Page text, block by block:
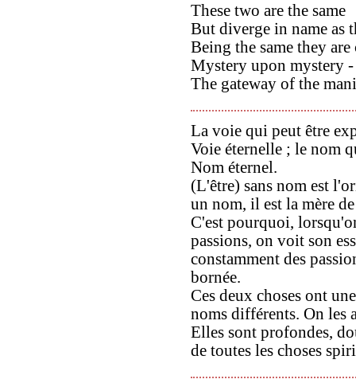
These two are the same
But diverge in name as
Being the same they
Mystery upon mystery -
The gateway of the
La voie qui peut être
Voie éternelle ; le nom
Nom éternel.
(L'être) sans nom est
un nom, il est la mère
C'est pourquoi,
passions, on voit son
constamment des
bornée.
Ces deux choses ont
noms différents. On les
Elles sont profondes,
de toutes les choses